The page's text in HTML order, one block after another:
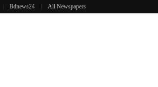
Bdnews24 All Newspapers